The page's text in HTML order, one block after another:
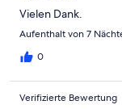
Vielen Dank.
Aufenthalt von 7
0
Verifizierte Bewertung